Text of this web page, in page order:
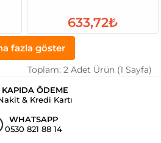
633,72₺
fazla göster
Toplam: 2 Adet Ürün (1 Sayfa)
KAPIDA ÖDEME
& Kredi Kartı
WHATSAPP
0530 821 88 14